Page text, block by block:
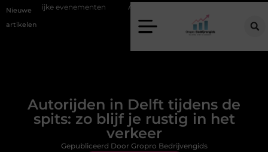
Nieuwe
artikelen
evenementen Alles over flexibele inzet van personeel
Autorijden in Delft tijdens de
spits: zo blijf je rustig in het
verkeer
Gepubliceerd Door Gropro Bedrijvengids